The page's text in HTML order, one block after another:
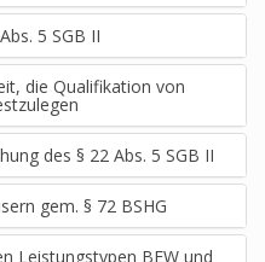
5 SGB II
die Qualifikation von
des § 22 Abs. 5 SGB II
gem. § 72 BSHG
Leistungstypen BEW und